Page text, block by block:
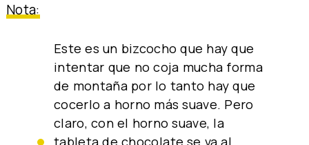
Nota:
Este es un bizcocho que hay que
intentar que no coja mucha forma
de montaña por lo tanto hay que
cocerlo a horno más suave. Pero
claro, con el horno suave, la